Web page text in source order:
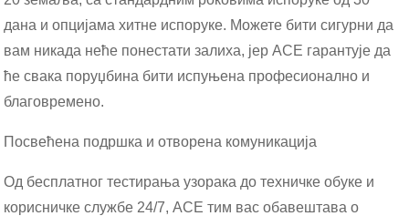
дана и опцијама хитне испоруке. Можете бити сигурни да
вам никада неће понестати залиха, јер ACE гарантује да
ће свака поруџбина бити испуњена професионално и
благовремено.
Посвећена подршка и отворена комуникација
Од бесплатног тестирања узорака до техничке обуке и
корисничке службе 24/7, ACE тим вас обавештава о